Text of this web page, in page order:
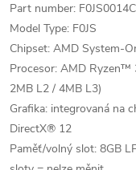
Part number:
Model Type: F0JS
Chipset: AMD System-
Procesor: AMD Ryzen™
2MB L2 / 4MB L3)
Grafika: integrovaná na
DirectX® 12
Paměť/volný slot: 8GB